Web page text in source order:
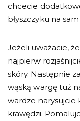
chcecie
błyszczyku na
Jeżeli uważacie,
najpierw
skóry. Następnie
wąską wargę tuż
wardze narysujcie
krawędzi.